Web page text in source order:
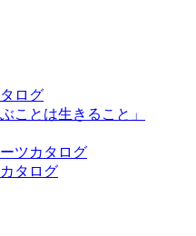
ログ
ことは生きること」
ツカタログ
タログ